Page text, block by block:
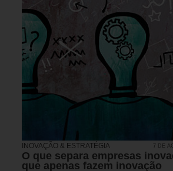
INOVAÇÃO & ESTRATÉGIA 7 DE
O que separa empresas
que apenas fazem inovação